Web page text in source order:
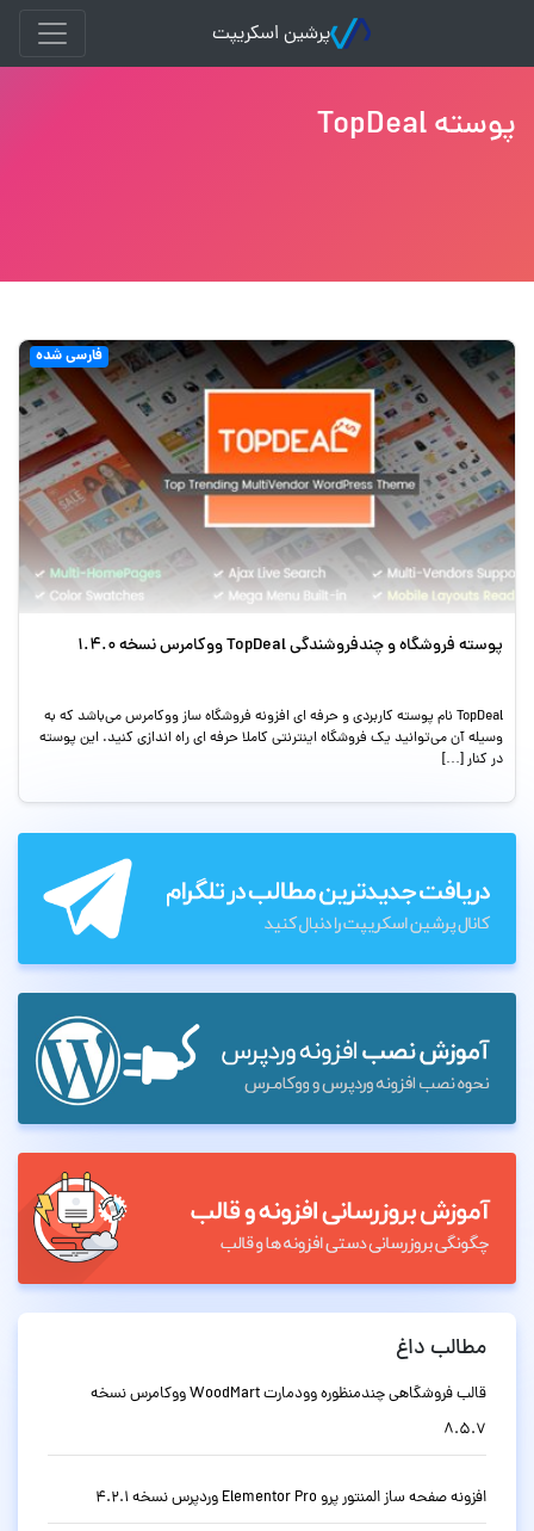
پرشین اسکریپت
پوسته TopDeal
فارسی شده
پوسته فروشگاه و چندفروشندگی TopDeal ووکامرس نسخه 1.4.0
TopDeal نام پوسته کاربردی و حرفه ای افزونه فروشگاه ساز ووکامرس می‌باشد که به
وسیله آن می‌توانید یک فروشگاه اینترنتی کاملا حرفه ای راه اندازی کنید. این پوسته
در کنار […]
مطالب داغ
قالب فروشگاهی چندمنظوره وودمارت WoodMart ووکامرس نسخه
8.5.7
افزونه صفحه ساز المنتور پرو Elementor Pro وردپرس نسخه 4.2.1